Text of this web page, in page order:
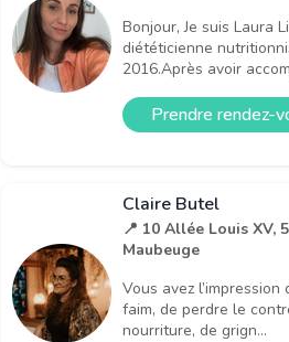
Bonjour, Je suis Laura
diététicienne
2016.Après avoir
Prendre rendez-
Claire Butel
📍 10 Allée Louis XV,
Maubeuge
Vous avez l’impression
faim, de perdre le
nourriture, de grign...